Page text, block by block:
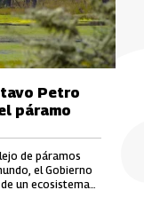
Petro
páramo
de páramos
el Gobierno
un ecosistema